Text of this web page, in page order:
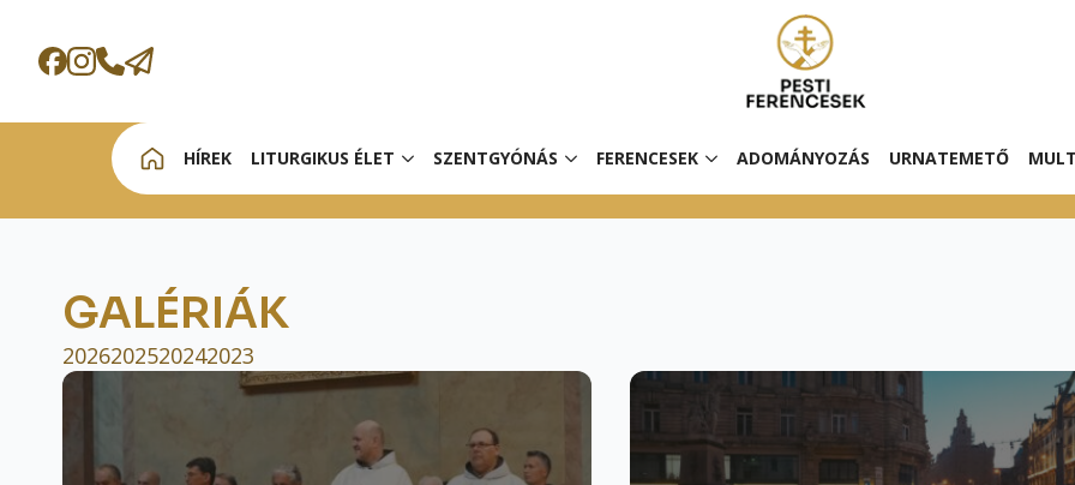
HÍREK LITURGIKUS ÉLET SZENTGYÓNÁS FERENCESEK ADOMÁNYOZÁS URNATEMETŐ
GALÉRIÁK
2026202520242023